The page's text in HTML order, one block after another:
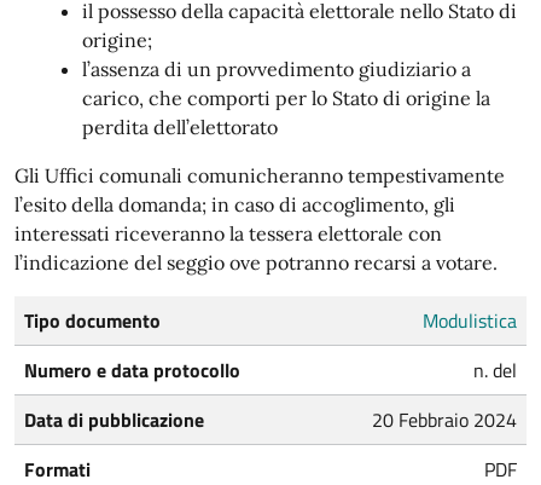
il possesso della capacità elettorale nello Stato di
origine;
l’assenza di un provvedimento giudiziario a
carico, che comporti per lo Stato di origine la
perdita dell’elettorato
Gli Uffici comunali comunicheranno tempestivamente
l’esito della domanda; in caso di accoglimento, gli
interessati riceveranno la tessera elettorale con
l’indicazione del seggio ove potranno recarsi a votare.
Tipo documento
Modulistica
Numero e data protocollo
n. del
Data di pubblicazione
20 Febbraio 2024
Formati
PDF